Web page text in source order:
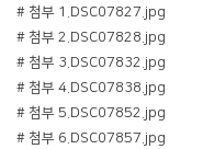
# 첨부 1.DSC07827.jpg
# 첨부 2.DSC07828.jpg
# 첨부 3.DSC07832.jpg
# 첨부 4.DSC07838.jpg
# 첨부 5.DSC07852.jpg
# 첨부 6.DSC07857.jpg